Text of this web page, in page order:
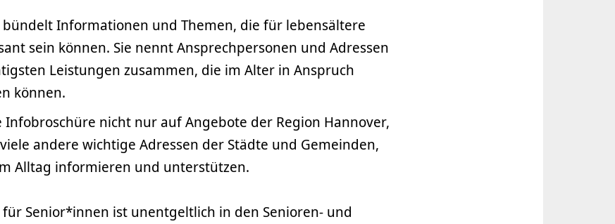
Informationen und Themen, die für lebensältere
sein können. Sie nennt Ansprechpersonen und Adressen
Leistungen zusammen, die im Alter in Anspruch
können.
Infobroschüre nicht nur auf Angebote der Region Hannover,
andere wichtige Adressen der Städte und Gemeinden,
Alltag informieren und unterstützen.
Senior*innen ist unentgeltlich in den Senioren- und